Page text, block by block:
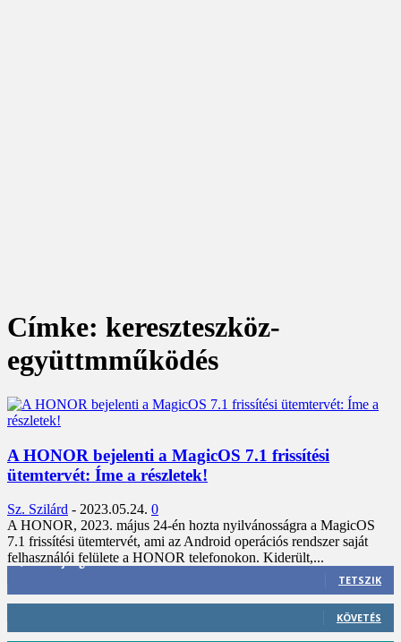
Címke: kereszteszköz-
együttmműködés
A HONOR bejelenti a MagicOS 7.1 frissítési
ütemtervét: Íme a részletek!
Sz. Szilárd - 2023.05.24. 0
A HONOR, 2023. május 24-én hozta nyilvánosságra a MagicOS
7.1 frissítési ütemtervét, ami az Android operációs rendszer saját
felhasználói felülete a HONOR telefonokon. Kiderült,...
3,452 Rajongók
TETSZIK
KÖVETÉS